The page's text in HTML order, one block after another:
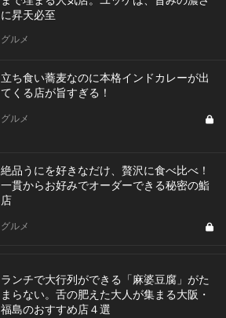
に昇天必至
グルメ
立ち食い蕎麦なのに本格インドカレーが出
てくる店が旨すぎる！
グルメ
絶品うにを好きなだけ、贅沢に食べ比べ！
一貫からお好みでオーダーできる秘密の鮨
店
グルメ
ランチで大行列ができる「麻婆豆腐」がた
まらない。舌の肥えた大人が集まる大阪・
福島のおすすめ店４選